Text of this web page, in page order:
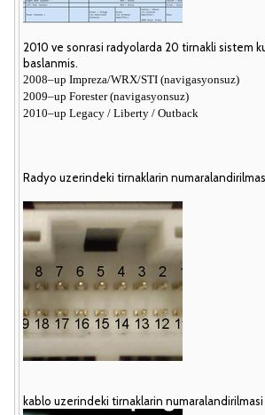
2010 ve sonrasi radyolarda 20 tirnakli sistem
baslanmis.
2008–up Impreza/WRX/STI (navigasyonsuz)
2009–up Forester (navigasyonsuz)
2010–up Legacy / Liberty / Outback
Radyo uzerindeki tirnaklarin
kablo uzerindeki tirnaklarin numaralandirilmasi